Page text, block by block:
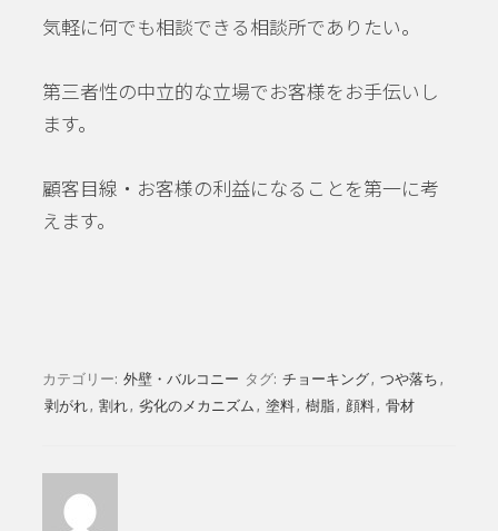
気軽に何でも相談できる相談所でありたい。
第三者性の中立的な立場でお客様をお手伝いし
ます。
顧客目線・お客様の利益になることを第一に考
えます。
カテゴリー: 外壁・バルコニー タグ: チョーキング, つや落ち ,
剥がれ, 割れ, 劣化のメカニズム , 塗料, 樹脂, 顔料, 骨材